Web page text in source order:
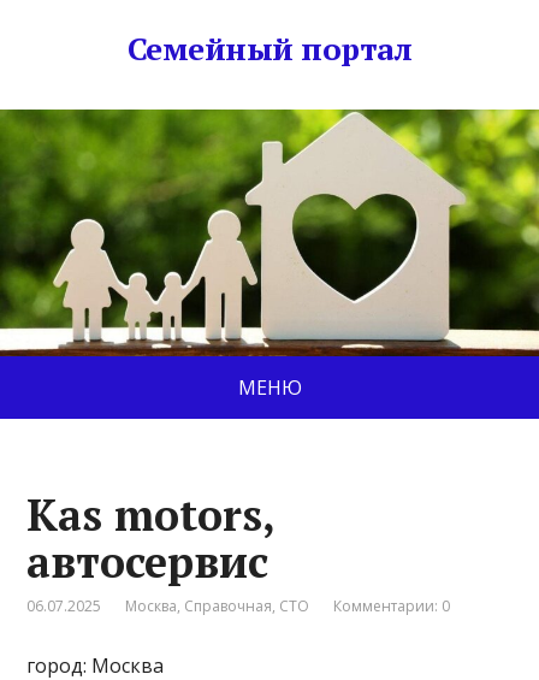
Семейный портал
МЕНЮ
Kas motors,
автосервис
06.07.2025 Москва, Справочная, СТО Комментарии: 0
город: Москва